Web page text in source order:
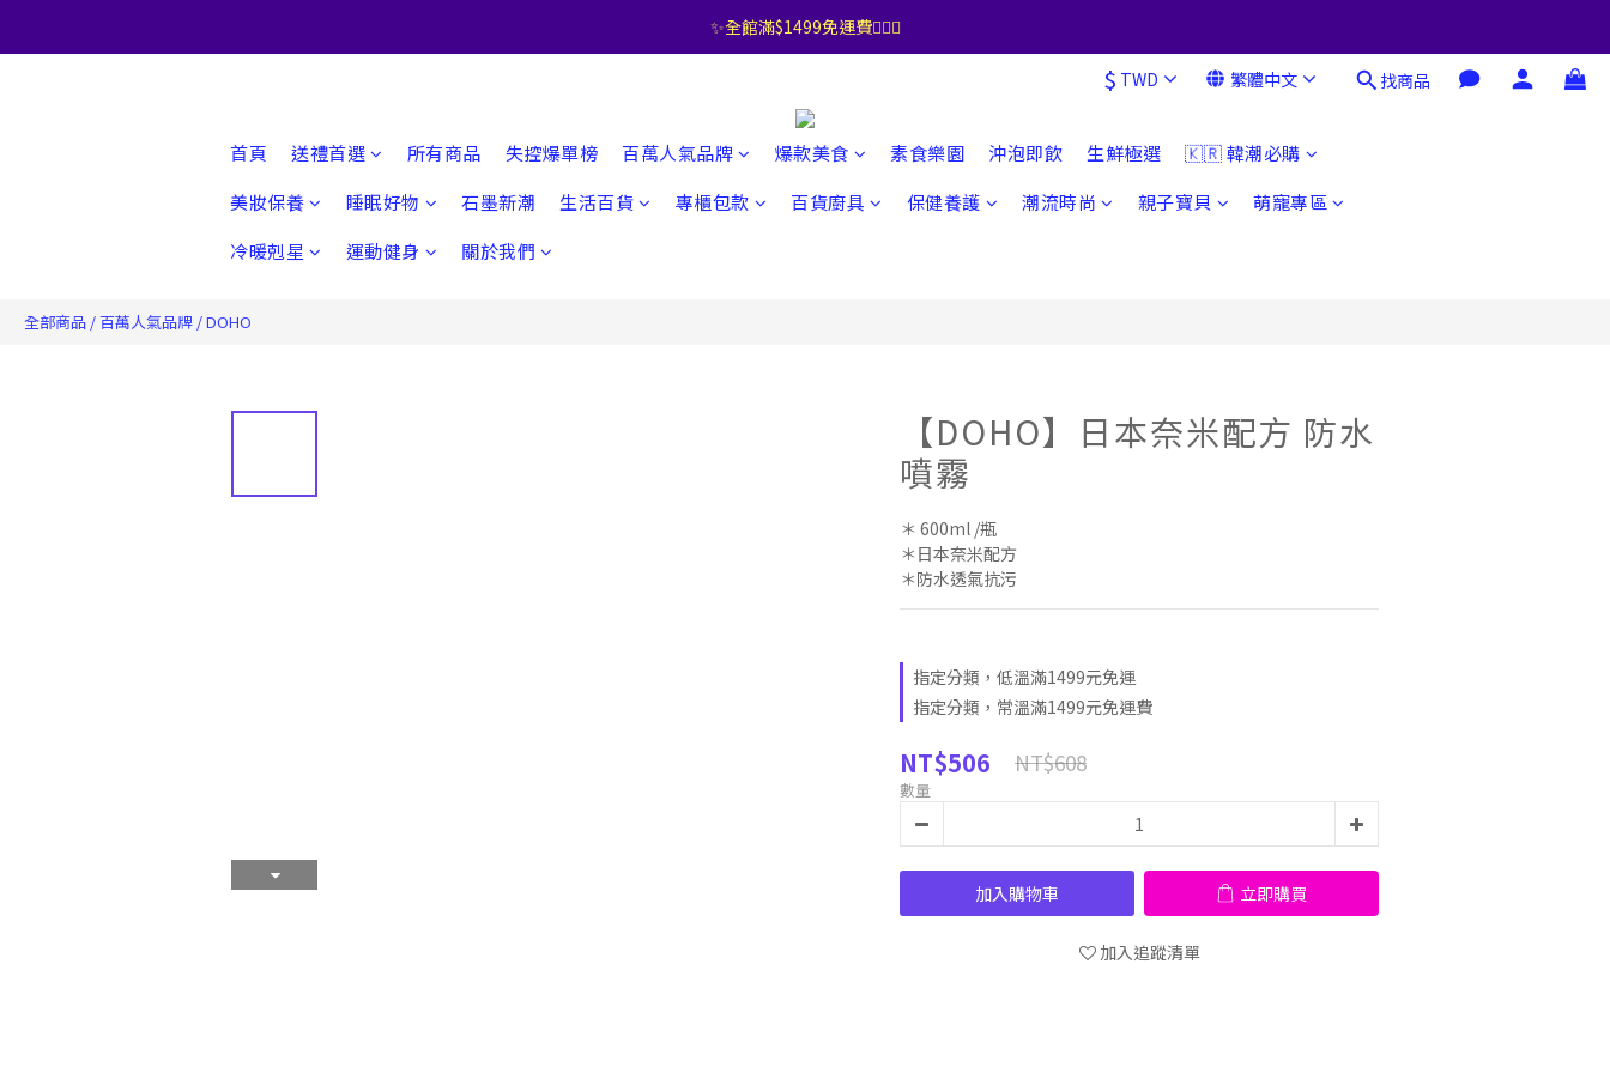
✨全館滿$1499免運費🧚🏻‍♀️
$ TWD 繁體中文 找商品
首頁 送禮首選 所有商品 失控爆單榜 百萬人氣品牌 爆款美食 素食樂園 沖泡即飲 生鮮極選
🇰🇷 韓潮必購
美妝保養
睡眠好物 石墨新潮 生活百貨 專櫃包款 百貨廚具 保健養護 潮流時尚 親子寶貝
萌寵專區
冷暖剋星
運動健身 關於我們
全部商品 /百萬人氣品牌 /DOHO
【DOHO】日本奈米配方 防水
噴霧
＊ 600ml /瓶
＊日本奈米配方
＊防水透氣抗污
指定分類，低溫滿1499元免運
指定分類，常溫滿1499元免運費
NT$506 NT$608
數量
加入購物車 立即購買
加入追蹤清單
立即購買